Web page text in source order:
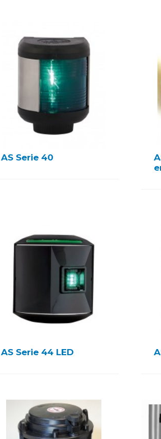
AS Serie 40
AS Serie 44 LED